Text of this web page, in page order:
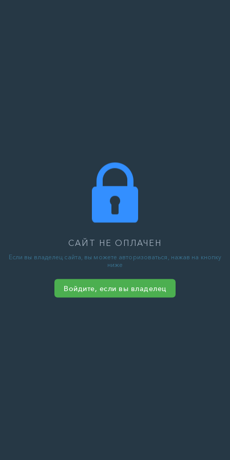
САЙТ НЕ ОПЛАЧЕН
Если вы владелец сайта, вы можете авторизоваться, нажав на кнопку
ниже
Войдите, если вы владелец